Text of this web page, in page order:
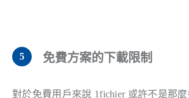
免費方案的下載限制
對於免費用戶來說 1fichier 或許不是那